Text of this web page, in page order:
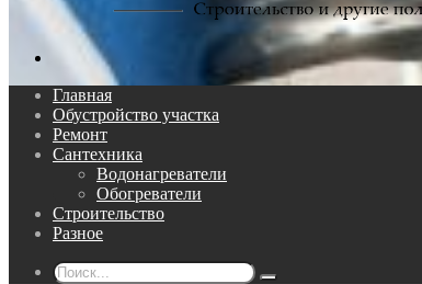
Поиск...
Главная
Обустройство участка
Ремонт
Сантехника
Водонагреватели
Обогреватели
Строительство
Разное